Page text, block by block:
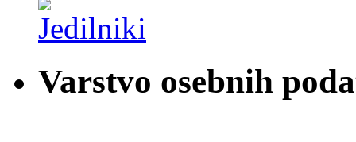
Varstvo osebnih